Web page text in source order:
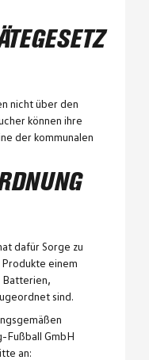
nicht über den
können ihre
der kommunalen
dafür Sorge zu
einem
Batterien,
sind.
Fußball GmbH
an: